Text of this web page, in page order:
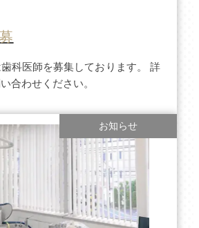
科医師を募集しております。 詳
合わせください。
お知らせ